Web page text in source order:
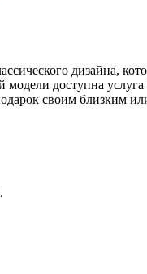
дизайна,
доступна
своим близким